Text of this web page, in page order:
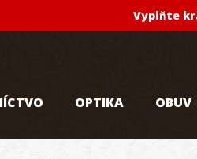
Vyplňte
OPTIKA OBUV